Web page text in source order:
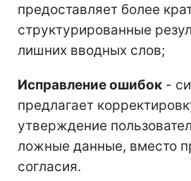
предоставляет более
структурированные
лишних вводных слов;
Исправление ошибок -
предлагает
утверждение
ложные данные, вместо
согласия.